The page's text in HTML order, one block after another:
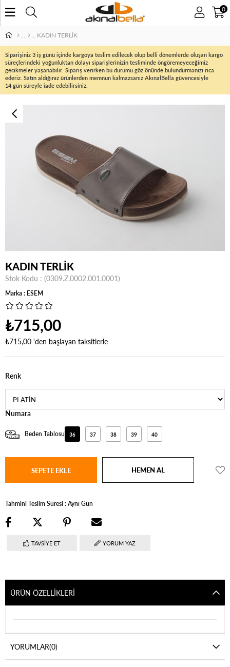
0
KADIN TERLİK
Siparişiniz 3 iş günü içinde kargoya teslim edilecek olup belli dönemlerde oluşan kargo
süreçlerindeki yoğunluktan dolayı siparişlerinizin tesliminde öngöremeyeceğimiz
gecikmeler yaşanabilir. Sipariş verirken bu durumu göz önünde bulundurmanızı rica
ederiz. Satın aldığınız ürünlerden memnun kalmazsanız AkınalBella güvencesiyle
14 gün süreyle iade edebilirsiniz.
KADIN TERLİK
Stok Kodu (0309.Z.0002.001.0001)
Marka: ESEM
₺715,00
₺715,00 'den başlayan taksitlerle
Renk
Numara
36 37 38 39 40
Beden Tablosu
Tahmini Teslim Süresi:Aynı Gün
TAVSIYE ET YORUM YAZ
ÜRÜN ÖZELLIKLERI
YORUMLAR(0)